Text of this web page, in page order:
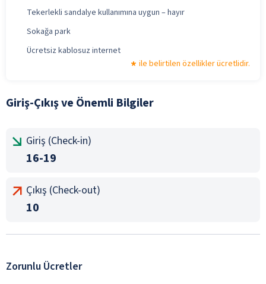
Tekerlekli sandalye kullanımına uygun – hayır
Sokağa park
Ücretsiz kablosuz internet
ile belirtilen özellikler ücretlidir.
Giriş-Çıkış ve Önemli Bilgiler
Giriş (Check-in)
16-19
Çıkış (Check-out)
10
Zorunlu Ücretler